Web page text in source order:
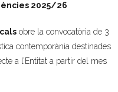
2025/26
obre la convocatòria de 3
contemporània destinades
a l’Entitat a partir del mes